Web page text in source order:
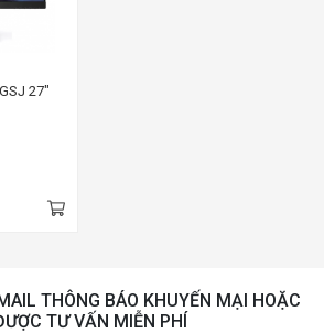
27"
THÔNG BÁO KHUYẾN MẠI HOẶC
TƯ VẤN MIỄN PHÍ